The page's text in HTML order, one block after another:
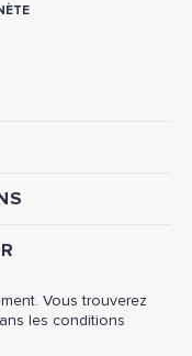
Vous trouverez
les conditions